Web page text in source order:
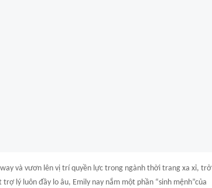
và vươn lên vị trí quyền lực trong ngành thời trang xa xỉ, trở
lý luôn đầy lo âu, Emily nay nắm một phần “sinh mệnh”của